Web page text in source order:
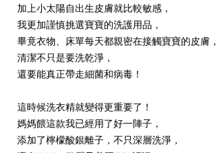
加上小太陽自出生皮膚就比較敏感，
我更加謹慎挑選寶寶的洗護用品，
畢竟衣物、床單每天都親密在接觸寶寶的皮膚，
清潔不只是要洗乾淨，
還要能真正帶走細菌和病毒！
這時候洗衣精就變得更重要了！
媽媽餵這款我已經用了好一陣子，
添加了檸檬酸銀離子，不只深層洗淨，